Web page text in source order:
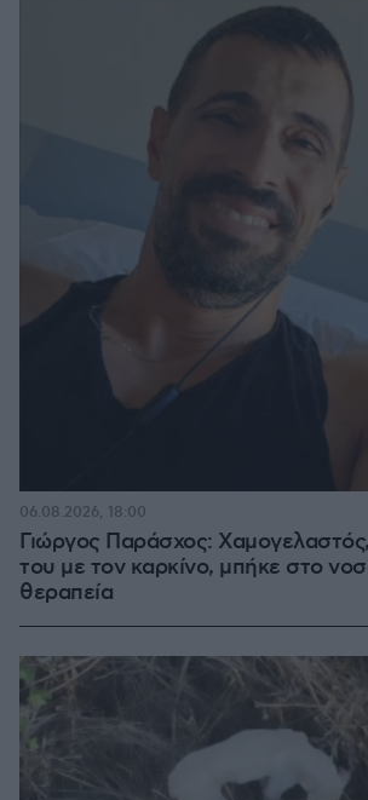
Γιώργος Παράσχος: Χαμογελαστός,
του με τον καρκίνο, μπήκε στο
θεραπεία
06.08.2026, 18:00